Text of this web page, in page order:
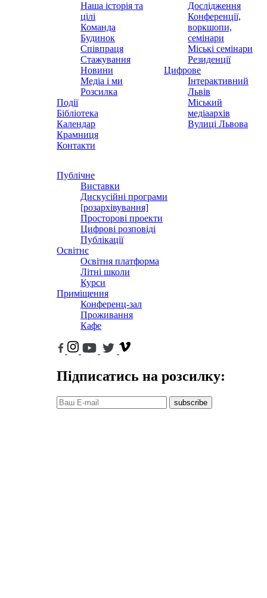
Наша історія та
цілі
Команда
Будинок
Співпраця
Стажування
Новини
Медіа і ми
Розсилка
Події
Бібліотека
Календар
Крамниця
Контакти
Дослідження
Конференції,
воркшопи,
семінари
Міські семінари
Резиденції
Цифрове
Інтерактивний
Львів
Міський
медіаархів
Вулиці Львова
Публічне
Виставки
Дискусійні програми
[розархівування]
Просторові проекти
Цифрові розповіді
Публікації
Освітнє
Освітня платформа
Літні школи
Курси
Приміщення
Конференц-зал
Проживання
Кафе
Підписатись на розсилку:
subscribe